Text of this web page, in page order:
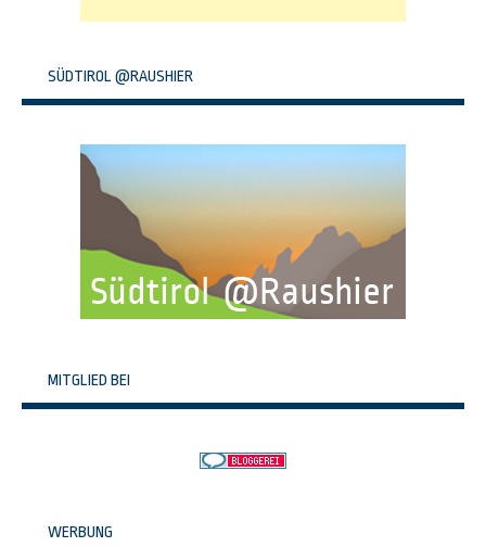
SÜDTIROL @RAUSHIER
MITGLIED BEI
WERBUNG